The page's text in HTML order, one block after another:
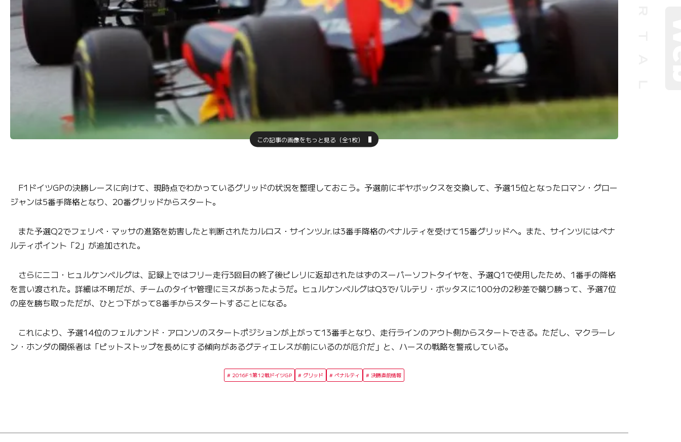
この記事の画像をもっと見る（全1枚）
F1ドイツGPの決勝レースに向けて、現時点でわかっているグリッドの状況を整理しておこう。予選前にギヤボックスを交換して、予選15位となったロマン・グロー
ジャンは5番手降格となり、20番グリッドからスタート。
また予選Q2でフェリペ・マッサの進路を妨害したと判断されたカルロス・サインツJr.は3番手降格のペナルティを受けて15番グリッドへ。また、サインツにはペナ
ルティポイント「2」が追加された。
さらにニコ・ヒュルケンベルグは、記録上ではフリー走行3回目の終了後ピレリに返却されたはずのスーパーソフトタイヤを、予選Q1で使用したため、1番手の降格
を言い渡された。詳細は不明だが、チームのタイヤ管理にミスがあったようだ。ヒュルケンベルグはQ3でバルテリ・ボッタスに100分の2秒差で競り勝って、予選7位
の座を勝ち取っただが、ひとつ下がって8番手からスタートすることになる。
これにより、予選14位のフェルナンド・アロンソのスタートポジションが上がって13番手となり、走行ラインのアウト側からスタートできる。ただし、マクラーレ
ン・ホンダの関係者は「ピットストップを長めにする傾向があるグティエレスが前にいるのが厄介だ」と、ハースの戦略を警戒している。
2016F1第12戦ドイツGP グリッド ペナルティ 決勝直前情報